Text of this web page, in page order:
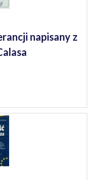
napisany z